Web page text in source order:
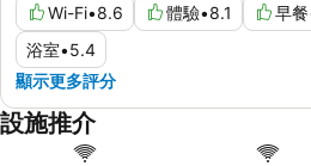
Wi-Fi•8.6 體驗•8.1 早餐
浴室•5.4
顯示更多評分
設施推介